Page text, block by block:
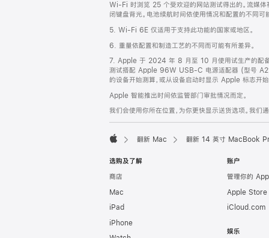
Wi-Fi 时浏览 25 个受欢迎的网站测试得出的。流媒
闭键盘背光。电池续航时间依使用情况和配置的不同可
5. Wi-Fi 6E 仅适用于支持此功能的国家或地区。
6. 重量依配置和制造工艺的不同而可能有所差异。
7. Apple 于 2024 年 8 月至 10 月使用试生产的配
测试搭配 Apple 96W USB-C 电源适配器 (型号
的设备开始测算，或从设备启动时显示 Apple 标志开
Apple 智能推出时间依监管部门审批情况而定。
我们会使用你所在位置，为你更快显示送货选项。我
翻新 Mac 翻新 14 英寸 MacBook
选购及了解
商店
Mac
iPad
iPhone
账户
管理你的
Apple Store
iCloud.com
娱乐